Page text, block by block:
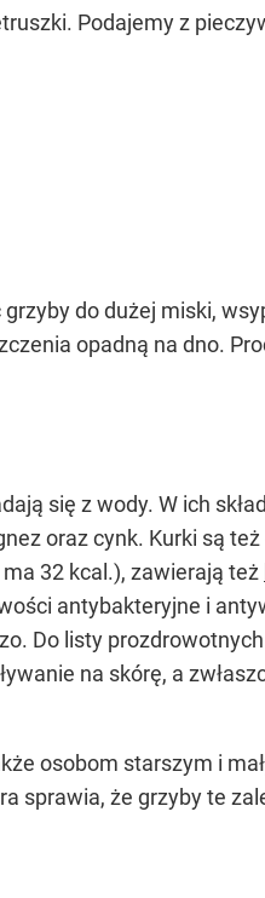
Podajemy z
do dużej miski,
opadną na dno.
się z wody. W ich
oraz cynk. Kurki są
32 kcal.), zawierają też
antybakteryjne i
Do listy
na skórę, a
osobom starszym i
sprawia, że grzyby te